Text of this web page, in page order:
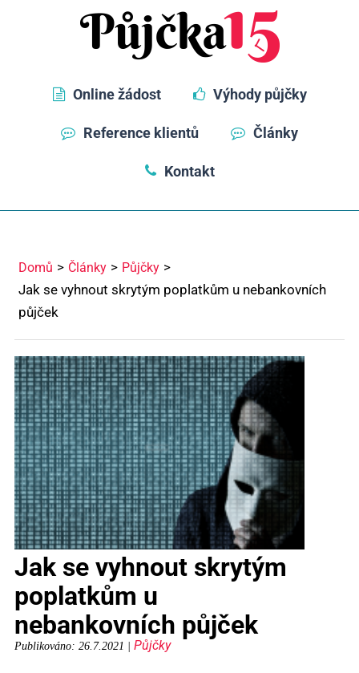
Online žádost Výhody půjčky
Reference klientů Články
Kontakt
Domů Články Půjčky
Jak se vyhnout skrytým poplatkům u nebankovních
půjček
Jak se vyhnout skrytým
poplatkům u
nebankovních půjček
Publikováno: 26.7.2021 | Půjčky